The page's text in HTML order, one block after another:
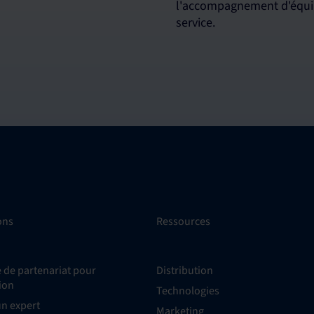
l'accompagnement
service.
de partenariat pour
expert
Ressources
Distribution
Technologies